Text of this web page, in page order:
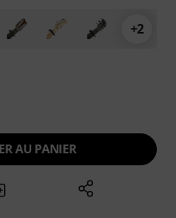
+2
AU PANIER